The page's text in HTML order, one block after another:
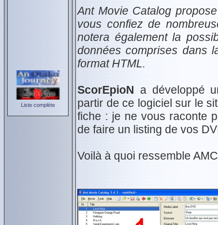
Liste complète
Ant Movie Catalog
vous confiez de
notera également la
données comprises dans
format HTML.
ScorEpioN a développé
partir de ce logiciel sur le
fiche : je ne vous raconte
de faire un listing de vos
Voilà à quoi ressemble